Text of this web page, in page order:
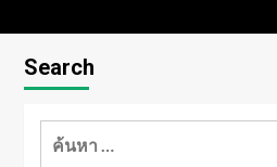
Search
ค้นหา